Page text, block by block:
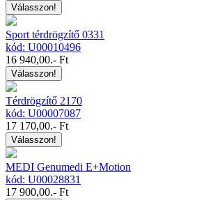
Válasszon!
Sport térdrögzítő 0331
kód: U00010496
16 940,00.- Ft
Válasszon!
Térdrögzítő 2170
kód: U00007087
17 170,00.- Ft
Válasszon!
MEDI Genumedi E+Motion
kód: U00028831
17 900,00.- Ft